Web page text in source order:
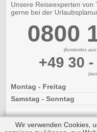
Unsere Reiseexperten von
gerne bei der
0800
(kostenlos
+49 30
Montag - Freitag
Samstag - Sonntag
Wir verwenden Cookies,